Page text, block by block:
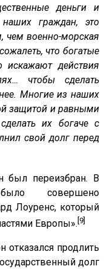
деньги и
граждан, это
военно-морская
что богатые
действия
чтобы сделать
Многие из наших
защитой и равными
их богаче с
свой долг перед
был переизбран. В
совершено
Лоуренс, который
Европы». [9]
продлить
долг